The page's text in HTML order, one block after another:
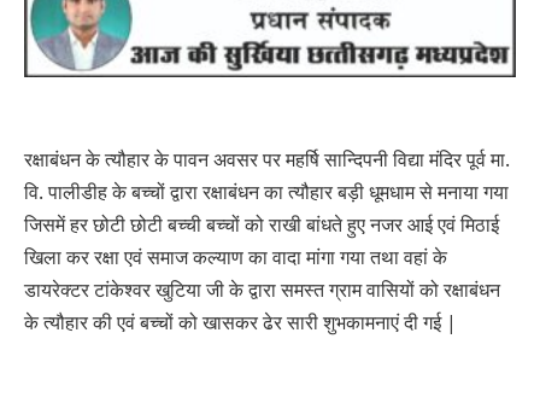
रक्षाबंधन के त्यौहार के पावन अवसर पर महर्षि सान्दिपनी विद्या मंदिर पूर्व मा.
वि. पालीडीह के बच्चों द्वारा रक्षाबंधन का त्यौहार बड़ी धूमधाम से मनाया गया
जिसमें हर छोटी छोटी बच्ची बच्चों को राखी बांधते हुए नजर आई एवं मिठाई
खिला कर रक्षा एवं समाज कल्याण का वादा मांगा गया तथा वहां के
डायरेक्टर टांकेश्वर खुटिया जी के द्वारा समस्त ग्राम वासियों को रक्षाबंधन
के त्यौहार की एवं बच्चों को खासकर ढेर सारी शुभकामनाएं दी गई |